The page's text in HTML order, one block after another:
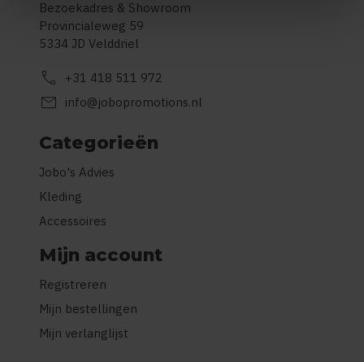
Bezoekadres & Showroom
Provincialeweg 59
5334 JD Velddriel
call +31 418 511 972
mail info@jobopromotions.nl
Categorieën
Jobo's Advies
Kleding
Accessoires
Mijn account
Registreren
Mijn bestellingen
Mijn verlanglijst